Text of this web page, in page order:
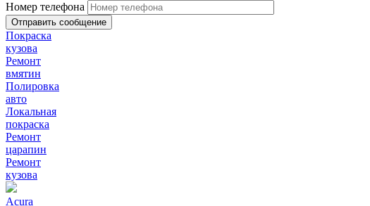
Номер телефона
Покраска
кузова
Ремонт
вмятин
Полировка
авто
Локальная
покраска
Ремонт
царапин
Ремонт
кузова
Acura